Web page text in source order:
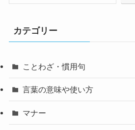
カテゴリー
ことわざ・慣用句
言葉の意味や使い方
マナー